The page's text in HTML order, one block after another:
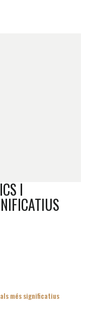
I
més significatius